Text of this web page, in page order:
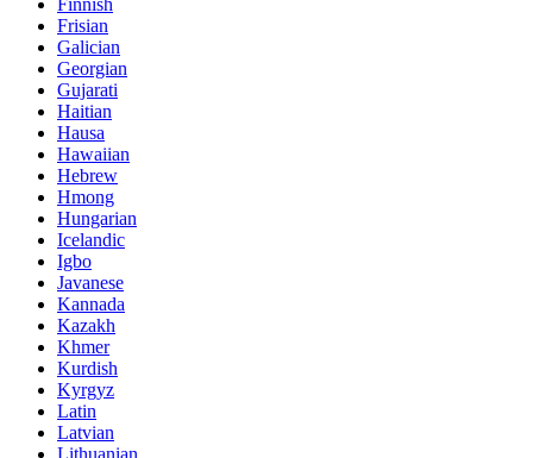
Finnish
Frisian
Galician
Georgian
Gujarati
Haitian
Hausa
Hawaiian
Hebrew
Hmong
Hungarian
Icelandic
Igbo
Javanese
Kannada
Kazakh
Khmer
Kurdish
Kyrgyz
Latin
Latvian